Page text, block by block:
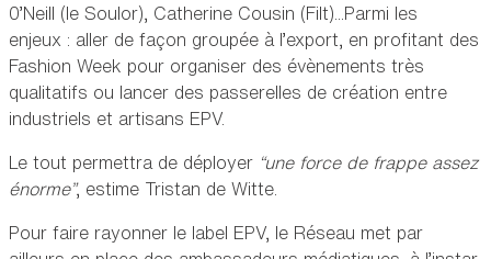
0’Neill (le Soulor), Catherine Cousin (Filt)...Parmi les
enjeux : aller de façon groupée à l’export, en profitant des
Fashion Week pour organiser des évènements très
qualitatifs ou lancer des passerelles de création entre
industriels et artisans EPV.
Le tout permettra de déployer “une force de frappe assez
énorme”, estime Tristan de Witte.
Pour faire rayonner le label EPV, le Réseau met par